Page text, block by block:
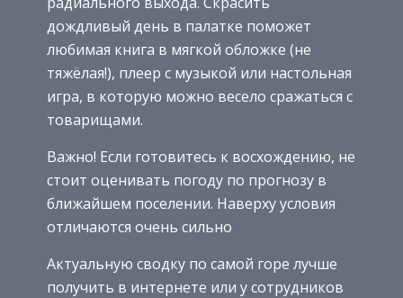
дождливый день в палатке поможет
любимая книга в мягкой обложке (не
тяжёлая!), плеер с музыкой или настольная
игра, в которую можно весело сражаться с
товарищами.
Важно! Если готовитесь к восхождению, не
стоит оценивать погоду по прогнозу в
ближайшем поселении. Наверху условия
отличаются очень сильно
Актуальную сводку по самой горе лучше
получить в интернете или у сотрудников